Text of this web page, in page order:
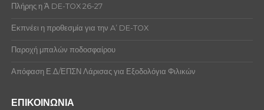
Πλήρης η Ά DE-TOX 26-27
Εκπνέει η προθεσμία για την A’ DE-TOX
Παροχή μπαλών ποδοσφαίρου
Απόφαση Ε.Δ/ΕΠΣΝ Λάρισας για Εξοδολόγια Φιλικών
ΕΠΙΚΟΙΝΩΝΙΑ